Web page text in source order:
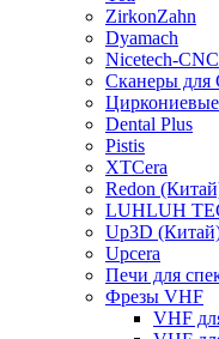
ZirkonZahn
Dyamach
Nicetech-CNC
Сканеры для
Dental Plus
Pistis
XTCera
Redon
LUHLUH
Up3D
Upcera
Печи для
Фрезы VHF
VHF